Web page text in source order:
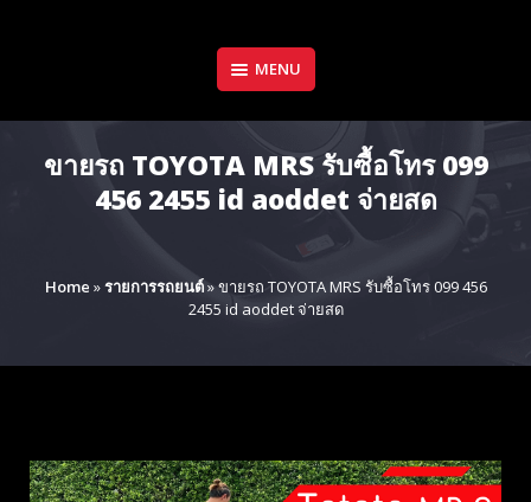
MENU
ขายรถ TOYOTA MRS รับซื้อโทร 099
456 2455 id aoddet จ่ายสด
Home »รายการรถยนต์»ขายรถ TOYOTA MRS รับซื้อโทร 099 456
2455 id aoddet จ่ายสด